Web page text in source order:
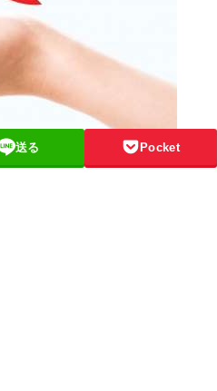
送る Pocket